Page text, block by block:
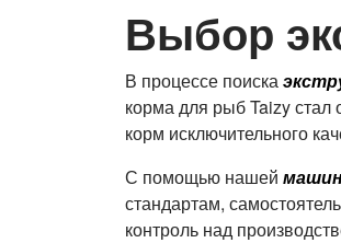
Выбор
В процессе поиска
корма для рыб Taizy стал
корм исключительного
С помощью нашей
стандартам,
контроль над